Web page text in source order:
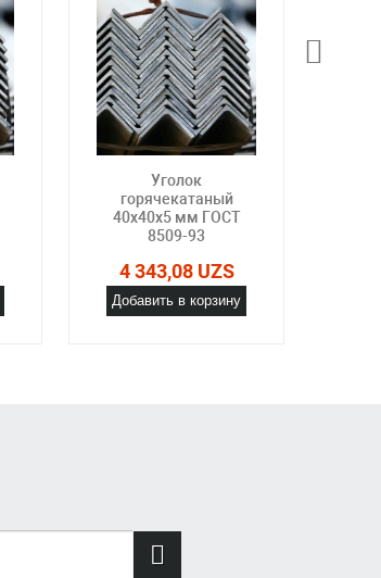
Уголок
горячекатаный
40x40x5 мм ГОСТ
8509-93
4 343,08 UZS
Добавить в корзину
